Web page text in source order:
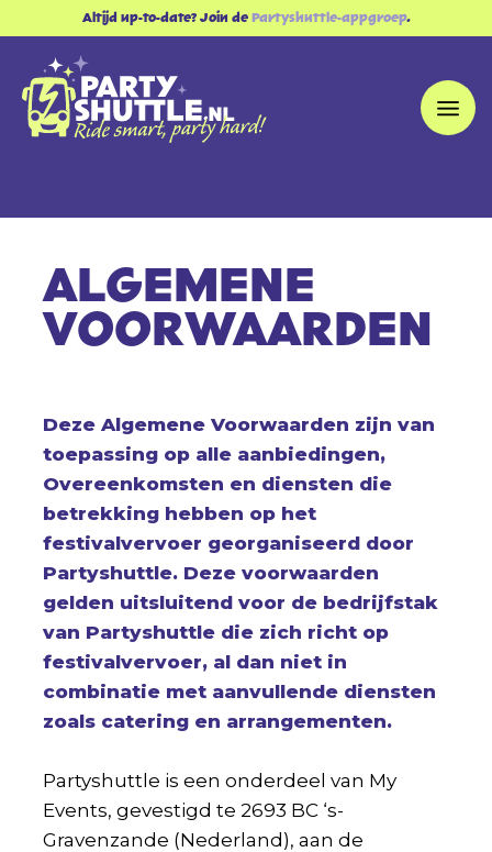
Altijd up-to-date? Join dePartyshuttle-appgroep.
ALGEMENE
VOORWAARDEN
Deze Algemene Voorwaarden zijn van
toepassing op alle aanbiedingen,
Overeenkomsten en diensten die
betrekking hebben op het
festivalvervoer georganiseerd door
Partyshuttle. Deze voorwaarden
gelden uitsluitend voor de bedrijfstak
van Partyshuttle die zich richt op
festivalvervoer, al dan niet in
combinatie met aanvullende diensten
zoals catering en arrangementen.
Partyshuttle is een onderdeel van My
Events, gevestigd te 2693 BC ‘s-
Gravenzande (Nederland), aan de